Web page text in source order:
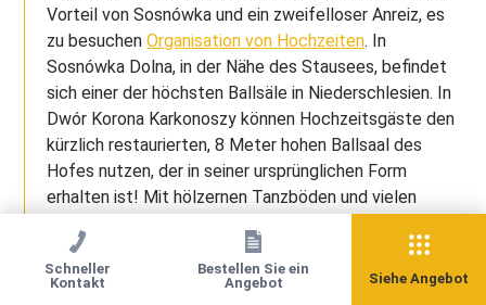
Vorteil von Sosnówka und ein zweifelloser Anreiz, es
zu besuchenOrganisation von Hochzeiten. In
Sosnówka Dolna, in der Nähe des Stausees, befindet
sich einer der höchsten Ballsäle in Niederschlesien. In
Dwór Korona Karkonoszy können Hochzeitsgäste den
kürzlich restaurierten, 8 Meter hohen Ballsaal des
Hofes nutzen, der in seiner ursprünglichen Form
erhalten ist! Mit hölzernen Tanzböden und vielen
ein idealer Ort für Hochzeitsspaß, sondern auch für
eine Hochzeitssitzung. Es ist auch wegen seiner
Schneller
Kontakt
Bestellen Sie ein
Angebot
Siehe Angebot